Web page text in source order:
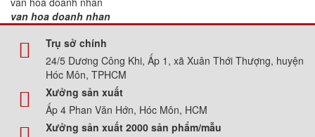
van hoa doanh nhan
Trụ sở chính
24/5 Dương Công Khi, Ấp 1, xã Xuân Thới Thượng, huyện
Hóc Môn, TPHCM
Xưởng sản xuất
Ấp 4 Phan Văn Hớn, Hóc Môn, HCM
Xưởng sản xuất 2000 sản phẩm/mẫu